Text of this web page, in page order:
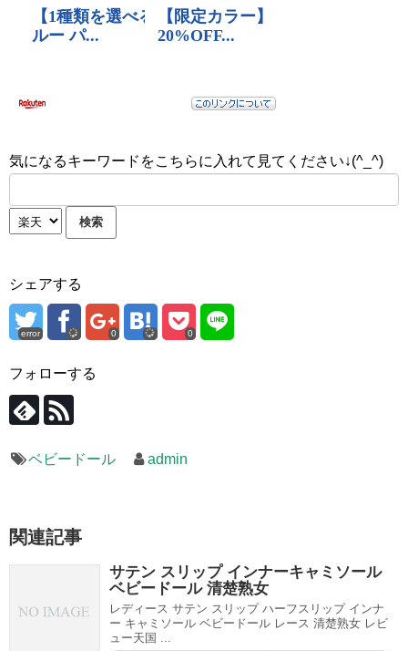
気になるキーワードをこちらに入れて見てください↓(^_^)
シェアする
error 0 0
フォローする
ベビードール admin
関連記事
サテン スリップ インナーキャミソール
ベビードール 清楚熟女
レディース サテン スリップ ハーフスリップ インナ
ー キャミソール ベビードール レース 清楚熟女 レビ
ュー天国 ...